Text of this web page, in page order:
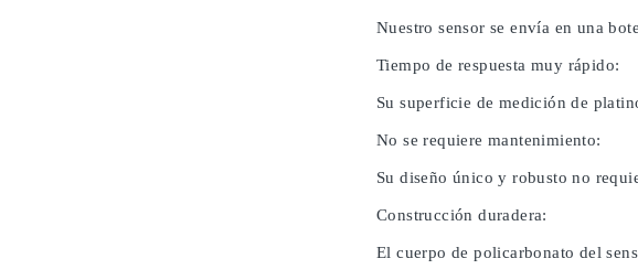
Nuestro sensor se envía en una
Tiempo de respuesta muy rápido:
Su superficie de medición de
No se requiere mantenimiento:
Su diseño único y robusto no
Construcción duradera:
El cuerpo de policarbonato del